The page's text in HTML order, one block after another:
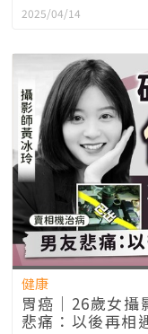
2025/04/14
健康
胃癌｜26歲女攝
悲痛：以後再相